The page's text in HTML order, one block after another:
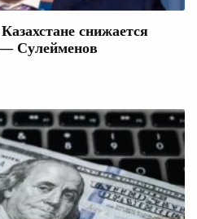
снижается
Сулейменов